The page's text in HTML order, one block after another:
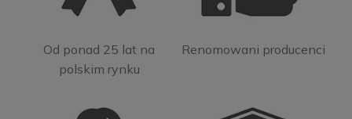
Od ponad 25 lat na
polskim rynku
Renomowani producenci